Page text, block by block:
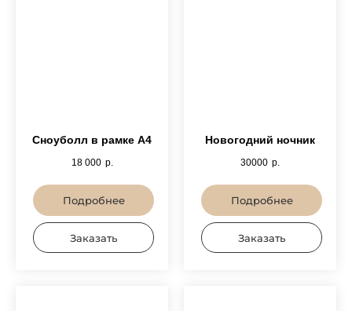
Сноуболл в рамке А4
18 000 р.
Подробнее
Заказать
Новогодний ночник
30000 р.
Подробнее
Заказать